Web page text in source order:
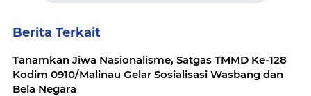
Berita Terkait
Tanamkan Jiwa Nasionalisme, Satgas TMMD Ke-128
Kodim 0910/Malinau Gelar Sosialisasi Wasbang dan
Bela Negara